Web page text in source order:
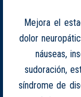
Mejora el
dolor
náuseas,
sudoración,
síndrome de